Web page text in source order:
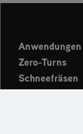
Anwendungen
Zero-Turns
Schneefräsen
Aktuelles